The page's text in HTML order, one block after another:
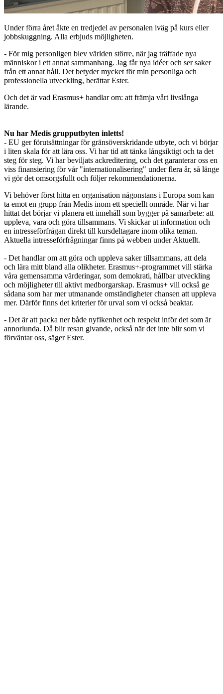
Under förra året åkte en tredjedel av personalen iväg på kurs eller
jobbskuggning. Alla erbjuds möjligheten.
- För mig personligen blev världen större, när jag träffade nya
människor i ett annat sammanhang. Jag får nya idéer och ser saker
från ett annat håll. Det betyder mycket för min personliga och
professionella utveckling, berättar Ester.
Och det är vad Erasmus+ handlar om: att främja vårt livslånga
lärande.
Nu har Medis grupputbyten inletts!
- EU ger förutsättningar för gränsöverskridande utbyte, och vi börjar
i liten skala för att lära oss. Vi har tid att tänka långsiktigt och ta det
steg för steg. Vi har beviljats ackreditering, och det garanterar oss en
viss finansiering för vår "internationalisering" under flera år, så länge
vi gör det omsorgsfullt och följer rekommendationerna.
Vi behöver först hitta en organisation någonstans i Europa som kan
ta emot en grupp från Medis inom ett speciellt område. När vi har
hittat det börjar vi planera ett innehåll som bygger på samarbete: att
uppleva, vara och göra tillsammans. Vi skickar ut information och
en intresseförfrågan direkt till kursdeltagare inom olika teman.
Aktuella intresseförfrågningar finns på webben under Aktuellt.
- Det handlar om att göra och uppleva saker tillsammans, att dela
och lära mitt bland alla olikheter. Erasmus+-programmet vill stärka
våra gemensamma värderingar, som demokrati, hållbar utveckling
och möjligheter till aktivt medborgarskap. Erasmus+ vill också ge
sådana som har mer utmanande omständigheter chansen att uppleva
mer. Därför finns det kriterier för urval som vi också beaktar.
- Det är att packa ner både nyfikenhet och respekt inför det som är
annorlunda. Då blir resan givande, också när det inte blir som vi
förväntar oss, säger Ester.